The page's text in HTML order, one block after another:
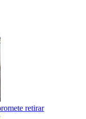
retirar